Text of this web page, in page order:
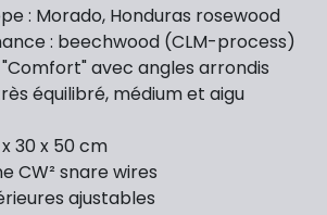
: Morado, Honduras rosewood
: beechwood (CLM-process)
"Comfort" avec angles arrondis
équilibré, médium et aigu
30 x 50 cm
CW² snare wires
ajustables